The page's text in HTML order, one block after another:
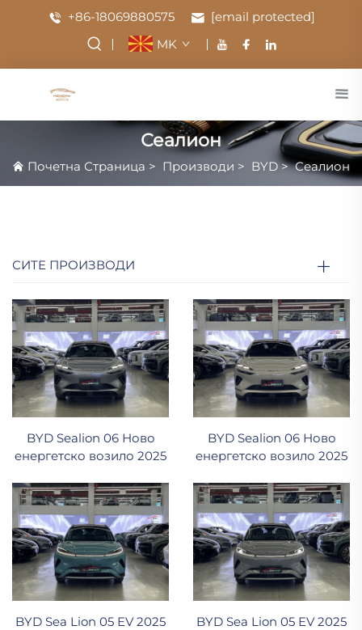
+86-18069880575
[email protected]
MK
Сеалион
Почетна Страница > Производи > BYD>Сеалион
СИТЕ ПРОИЗВОДИ
BYD Sealion 06 Ново
енергетско возило 2025
BYD Sealion 06 Ново
енергетско возило 2025
BYD Sea Lion 05 EV 2025 BYD Sea Lion 05 EV 2025